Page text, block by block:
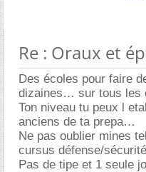
Re : Oraux et
Des écoles pour faire
dizaines… sur tous les
Ton niveau tu peux l
anciens de ta prepa
Ne pas oublier mines
cursus défense/
Pas de tipe et 1 seule